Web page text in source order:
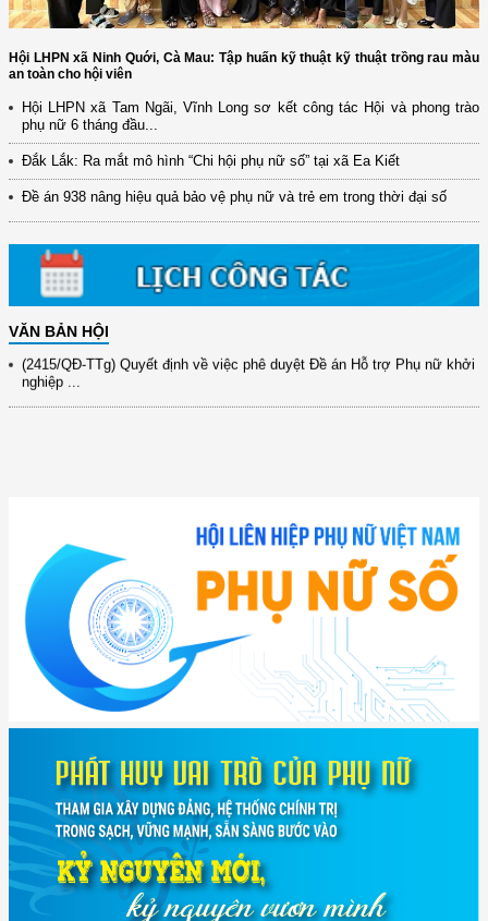
Hội LHPN xã Ninh Quới, Cà Mau: Tập huấn kỹ thuật kỹ thuật trồng rau màu
an toàn cho hội viên
Hội LHPN xã Tam Ngãi, Vĩnh Long sơ kết công tác Hội và phong trào
phụ nữ 6 tháng đầu...
Đắk Lắk: Ra mắt mô hình “Chi hội phụ nữ số” tại xã Ea Kiết
Đề án 938 nâng hiệu quả bảo vệ phụ nữ và trẻ em trong thời đại số
VĂN BẢN HỘI
(12/TB-HĐKH) V/v đăng ký, đề xuất nhiệm vụ Khoa học, công nghệ và
đổi mới ...
(898/KH/ĐCT) Kế hoạch thực hiện Quyết định số 2415/QĐ-TTg ngày
31/10/2025 ...
(417/QĐ-BNNMT) Quyết định phê duyệt Chương trình mục tiêu quốc gia
xây dựng ...
(891/KH-ĐCT) Kế hoạch thực hiện Nghị quyết số 72-NQ/TW ngày
(2415/QĐ-TTg) Quyết định về việc phê duyệt Đề án Hỗ trợ Phụ nữ khởi
nghiệp ...